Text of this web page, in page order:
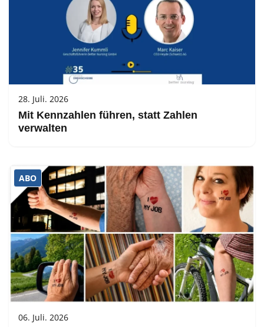
28. Juli. 2026
Mit Kennzahlen führen, statt Zahlen
verwalten
ABO
06. Juli. 2026